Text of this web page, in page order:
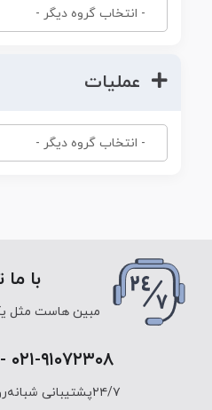
عملیات
با
مبین هاست مثل
۰۲۱-۹۱۰۷۲۳۰۸ - ۰۲۱-۷۲۳۰۸
۲۴/۷پشتیبانی شبانه‌روزی و مانیتورینگ